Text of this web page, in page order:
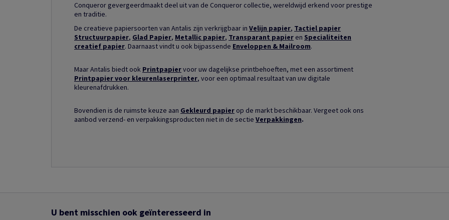
Conqueror gevergeerdmaakt deel uit van de Conqueror collectie, wereldwijd erkend voor prestige
en traditie.
De creatieve papiersoorten van Antalis zijn verkrijgbaar in Velijn papier, Tactiel papier
Structuurpapier, Glad Papier, Metallic papier, Transparant papier en Specialiteiten
creatief papier. Daarnaast vindt u ook bijpassende Enveloppen & Mailroom.
Maar Antalis biedt ook Printpapiervoor uw dagelijkse printbehoeften, met een assortiment
Printpapier voor kleurenlaserprinter, voor een optimaal resultaat van uw digitale
kleurenafdrukken.
Bovendien is de ruimste keuze aan Gekleurd papier op de markt beschikbaar. Vergeet ook ons
aanbod verzend- en verpakkingsproducten niet in de sectie Verpakkingen.
U bent misschien ook geïnteresseerd in